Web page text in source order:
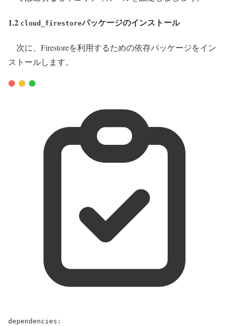
1.2 cloud_firestoreパッケージのインストール
次に、Firestoreを利用するための依存パッケージをイン
ストールします。
dependencies :